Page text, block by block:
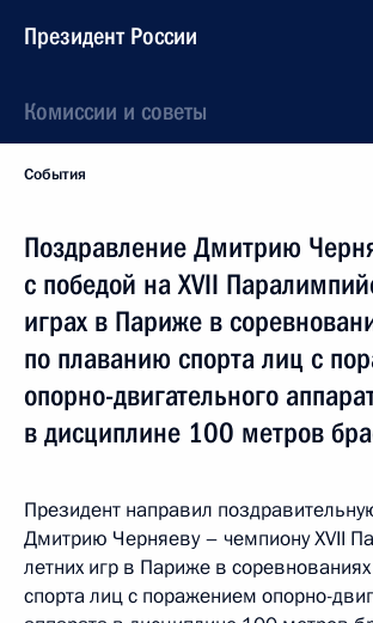
Президент России
Комиссии и советы
События
Поздравление Дмитрию
с победой на XVII
играх в Париже в
по плаванию спорта лиц с
опорно-двигательного
в дисциплине 100 метров
Президент направил
Дмитрию Черняеву – чемпиону XVII
летних игр в Париже в
спорта лиц с поражением опорно-